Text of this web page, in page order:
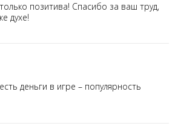
позитива! Спасибо за ваш труд,
духе!
деньги в игре – популярность